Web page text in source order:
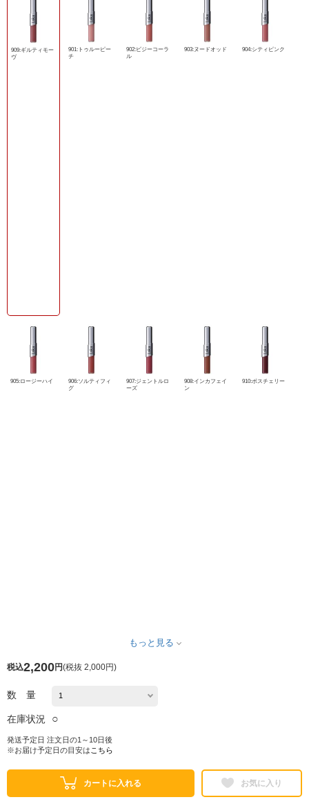
909:ギルティモー
ヴ
901:トゥルーピー
チ
902:ビジーコーラ
ル
903:ヌードオッド 904:シティピンク
905:ロージーハイ
906:ソルティフィ
グ
907:ジェントルロ
ーズ
908:インカフェイ
ン
910:ボスチェリー
もっと見る
税込2,200円(税抜 2,000円)
数 量
在庫状況 ○
発送予定日 注文日の1～10日後
※お届け予定日の目安は こちら
カートに入れる お気に入り